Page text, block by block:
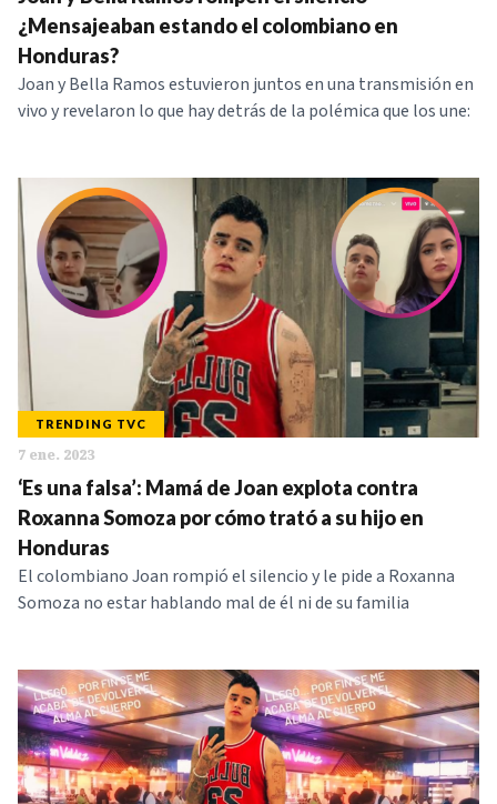
NOTICIAS
SERIES
¿Mensajeaban estando el colombiano en
Honduras?
Joan y Bella Ramos estuvieron juntos en una transmisión en
vivo y revelaron lo que hay detrás de la polémica que los une:
TRENDING TVC
7 ene. 2023
‘Es una falsa’: Mamá de Joan explota contra
Roxanna Somoza por cómo trató a su hijo en
Honduras
El colombiano Joan rompió el silencio y le pide a Roxanna
Somoza no estar hablando mal de él ni de su familia